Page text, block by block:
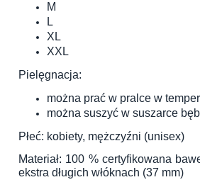
M
L
XL
XXL
Pielęgnacja:
można prać w pralce w
można suszyć w suszarce
Płeć: kobiety, mężczyźni (unisex)
Materiał: 100 % certyfikowana
ekstra długich włóknach (37 mm)